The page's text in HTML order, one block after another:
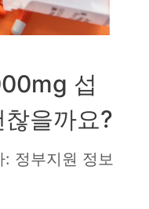
섭
을까요?
: 정부지원 정보